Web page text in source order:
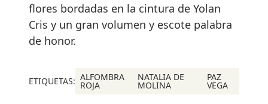
flores bordadas en la cintura de Yolan
Cris y un gran volumen y escote palabra
de honor.
ETIQUETAS: ALFOMBRA
ROJA
NATALIA DE
MOLINA
PAZ
VEGA